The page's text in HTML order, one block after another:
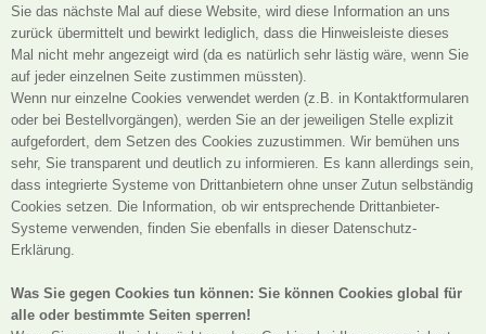
Sie das nächste Mal auf diese Website, wird diese Information an uns
zurück übermittelt und bewirkt lediglich, dass die Hinweisleiste dieses
Mal nicht mehr angezeigt wird (da es natürlich sehr lästig wäre, wenn Sie
auf jeder einzelnen Seite zustimmen müssten).
Wenn nur einzelne Cookies verwendet werden (z.B. in Kontaktformularen
oder bei Bestellvorgängen), werden Sie an der jeweiligen Stelle explizit
aufgefordert, dem Setzen des Cookies zuzustimmen. Wir bemühen uns
sehr, Sie transparent und deutlich zu informieren. Es kann allerdings sein,
dass integrierte Systeme von Drittanbietern ohne unser Zutun selbständig
Cookies setzen. Die Information, ob wir entsprechende Drittanbieter-
Systeme verwenden, finden Sie ebenfalls in dieser Datenschutz-
Erklärung.
Was Sie gegen Cookies tun können: Sie können Cookies global für
alle oder bestimmte Seiten sperren!